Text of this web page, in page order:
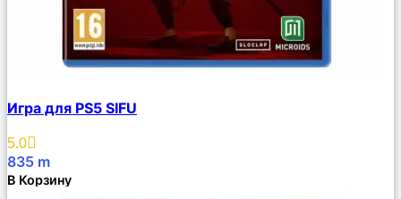
Описание
Избранное
Игра для PS5 SIFU
5.0
835 m
В Корзину